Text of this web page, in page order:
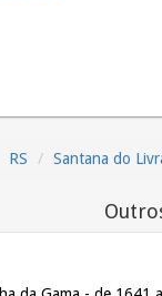
RS Santana do